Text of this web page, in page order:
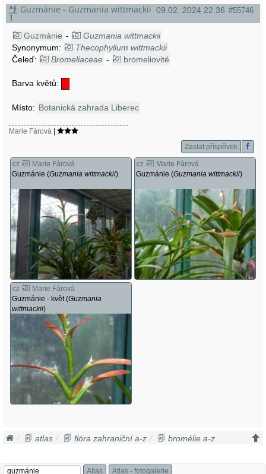
09.02. 2024 22:36 #55746
Guzmánie - Guzmania wittmackii
1
Guzmánie -
Guzmania wittmackii
Synonymum:
Thecophyllum wittmackii
Čeleď:
Bromeliaceae - bromeliovité
Barva květů:
Místo: Botanická zahrada Liberec
Marie Fárová
Zaslat příspěvek
cz
Marie Fárová
Guzmánie (Guzmania wittmackii)
cz
Marie Fárová
Guzmánie (Guzmania wittmackii)
cz
Marie Fárová
Guzmánie - květ (Guzmania
wittmackii)
atlas flóra zahraniční a-z
bromélie a-z
Atlas Atlas - fotogalerie